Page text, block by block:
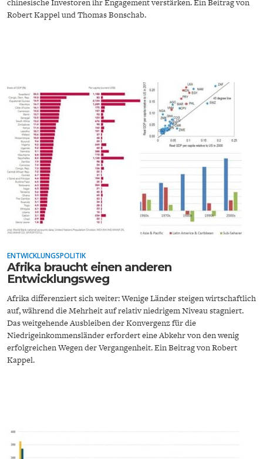
FACHKRÄFTEMANGEL
DAS DEUTSCHE
GESUNDHEITSWESEN
FINANZMÄRKTE
GELDPOLITIK
chinesische Investoren ihr Engagement verstärken. Ein Beitrag von
Robert Kappel und Thomas Bonschab.
ENTWICKLUNGSPOLITIK
Afrika braucht einen anderen
Entwicklungsweg
Afrika differenziert sich weiter: Wenige Länder steigen wirtschaftlich
auf, während die Mehrheit auf relativ niedrigem Niveau stagniert.
Das weitgehende Ausbleiben der Konvergenz für die
Niedrigeinkommensländer erfordert eine Abkehr von den wenig
erfolgreichen Wegen der Vergangenheit. Ein Beitrag von Robert
Kappel.